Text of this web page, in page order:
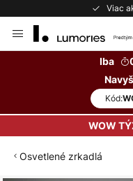
Viac
to
Iba
Kód:
WOW
Osvetlené zrkadlá